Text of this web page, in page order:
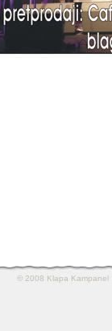
© 2008 Klapa Kampanel